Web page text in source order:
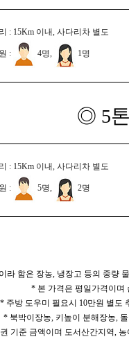
: 15Km 이내, 사다리차 별도
: 4명, 1명
◎ 5
: 15Km 이내, 사다리차 별도
: 5명, 2명
라 함은 장농, 냉장고 등의 중량
* 본 가격은 평일가격이며
* 주방 도우미 필요시 10만원 별도
* 북박이장농, 키높이 분해장농,
기준 금액이며 도서산간지역,